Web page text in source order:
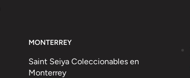
MONTERREY
Saint Seiya Coleccionables en
Monterrey